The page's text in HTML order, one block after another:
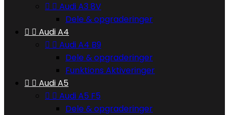
  Audi A3 8V
Dele & opgraderinger
  Audi A4
  Audi A4 B9
Dele & opgraderinger
Funktions Aktiveringer
  Audi A5
  Audi A5 F5
Dele & opgraderinger